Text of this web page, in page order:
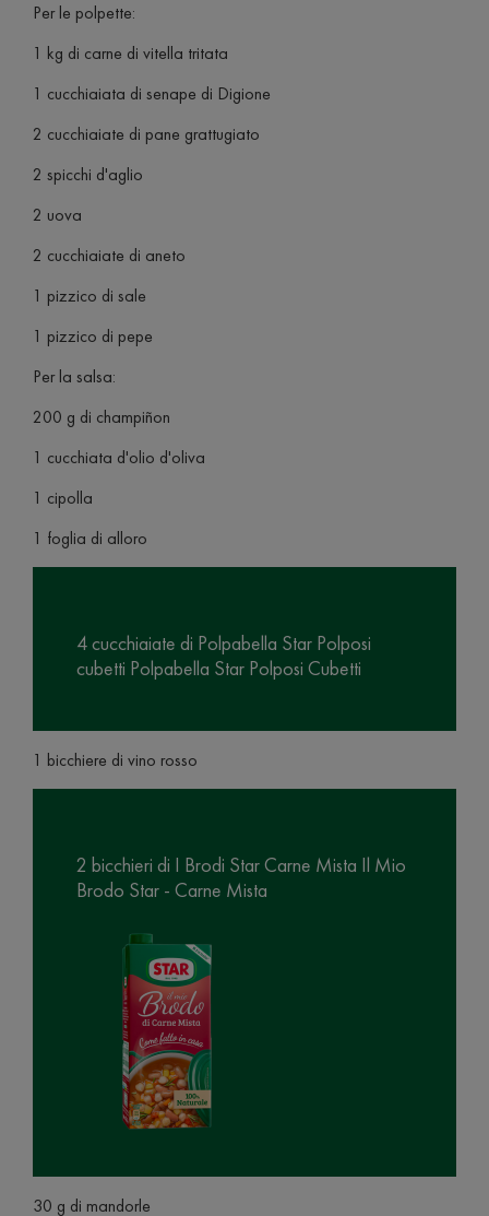
Per le polpette:
1 kg di carne di vitella tritata
1 cucchiaiata di senape di Digione
2 cucchiaiate di pane grattugiato
2 spicchi d'aglio
2 uova
2 cucchiaiate di aneto
1 pizzico di sale
1 pizzico di pepe
Per la salsa:
200 g di champiñon
1 cucchiata d'olio d'oliva
1 cipolla
1 foglia di alloro
4 cucchiaiate di Polpabella Star Polposi
cubetti Polpabella Star Polposi Cubetti
1 bicchiere di vino rosso
2 bicchieri di I Brodi Star Carne Mista Il Mio
Brodo Star - Carne Mista
30 g di mandorle